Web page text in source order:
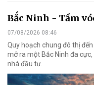
Bắc Ninh - Tầm
07/08/2026 08:46
Quy hoạch chung đô thị
mở ra một Bắc Ninh đa
nhà đầu tư.